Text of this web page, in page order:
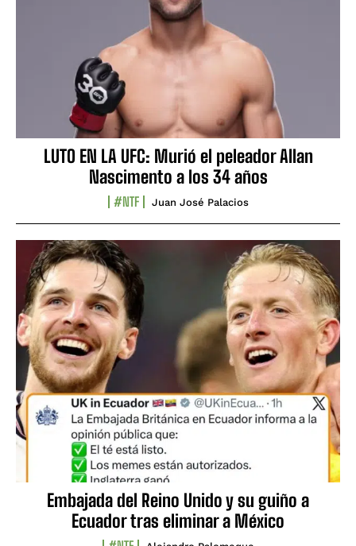
LUTO EN LA UFC: Murió el peleador Allan
Nascimento a los 34 años
#NTF Juan José Palacios
Embajada del Reino Unido y su guiño a
Ecuador tras eliminar a México